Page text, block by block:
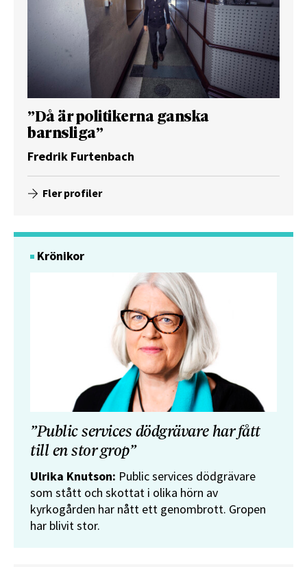
”Då är politikerna ganska
barnsliga”
Fredrik Furtenbach
Fler profiler
Krönikor
”Public services dödgrävare har fått
till en stor grop”
Ulrika Knutson: Public services dödgrävare
som stått och skottat i olika hörn av
kyrkogården har nått ett genombrott. Gropen
har blivit stor.